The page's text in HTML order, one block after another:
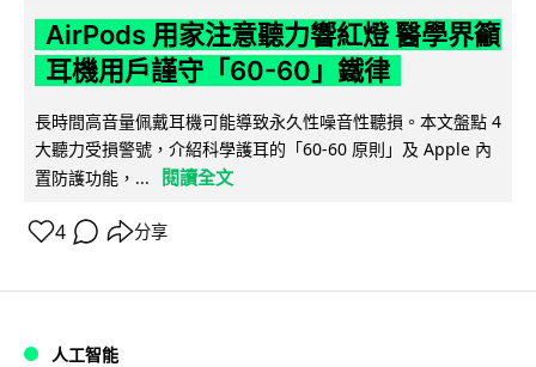
AirPods 用家注意聽力響紅燈 醫學界籲
耳機用戶謹守「60-60」鐵律
長時間高音量佩戴耳機可能導致永久性噪音性聽損。本文盤點 4
大聽力受損警號，介紹科學護耳的「60-60 原則」及 Apple 內
置防護功能，...
閱讀全文
4 分享
人工智能